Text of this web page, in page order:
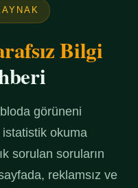
Bilgi
görüneni
okuma
sorulan soruların
reklamsız ve